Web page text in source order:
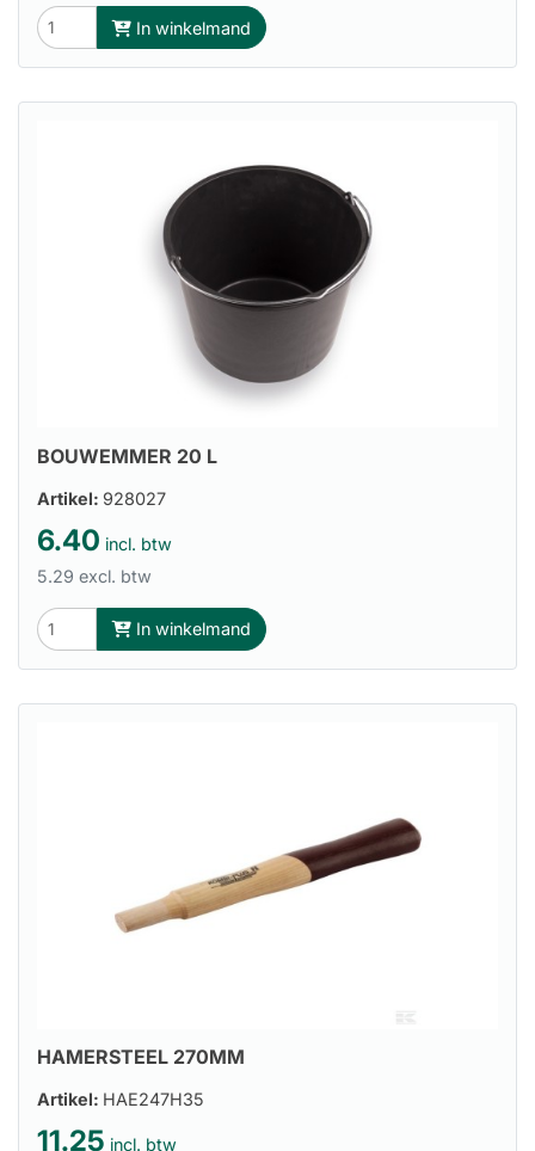
In winkelmand
BOUWEMMER 20 L
Artikel: 928027
6.40 incl. btw
5.29 excl. btw
In winkelmand
HAMERSTEEL 270MM
Artikel: HAE247H35
11.25 incl. btw